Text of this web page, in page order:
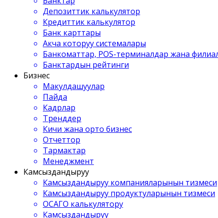
Депозиттик калькулятор
Кредиттик калькулятор
Банк карттары
Акча которуу системалары
Банкоматтар, POS-терминалдар жана
Банктардын рейтинги
Бизнес
Макулдашуулар
Пайда
Кадрлар
Тренддер
Кичи жана орто бизнес
Отчеттор
Тармактар
Менеджмент
Камсыздандыруу
Камсыздандыруу компанияларынын тизмеси
Камсыздандыруу продуктуларынын тизмеси
ОСАГО калькулятору
Камсыздандыруу